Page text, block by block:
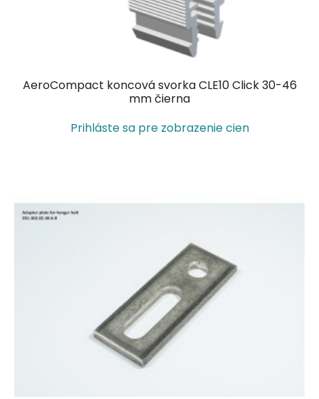
AeroCompact koncová svorka CLE10 Click 30-46
mm čierna
Prihláste sa pre zobrazenie cien